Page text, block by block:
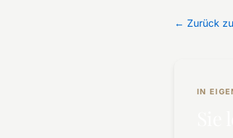
← Zurück
IN